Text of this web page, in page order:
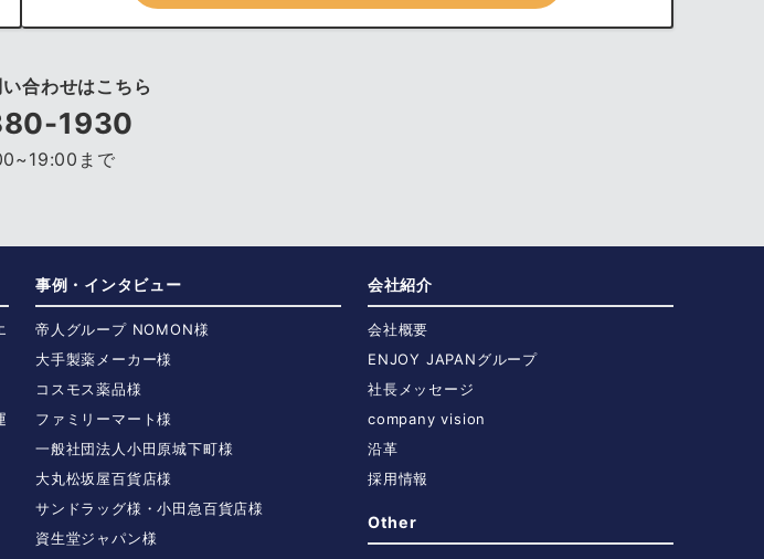
合わせはこちら
1930
まで
事例・インタビュー
帝人グループ NOMON様
大手製薬メーカー様
コスモス薬品様
ファミリーマート様
一般社団法人小田原城下町様
大丸松坂屋百貨店様
サンドラッグ様・小田急百貨店様
資生堂ジャパン様
会社紹介
会社概要
ENJOY JAPANグループ
社長メッセージ
company vision
沿革
採用情報
Other